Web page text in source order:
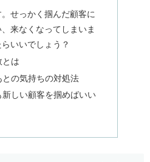
せっかく掴んだ顧客に
来なくなってしまいま
いいでしょう？
とは
との気持ちの対処法
新しい顧客を掴めばいい